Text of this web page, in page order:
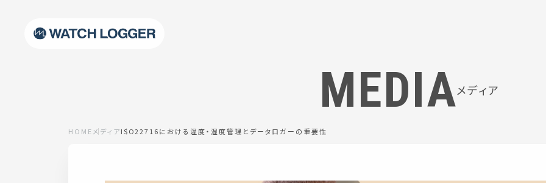
MEDIAメディア
HOME メディアISO22716における温度・湿度管理とデータロガーの重要性